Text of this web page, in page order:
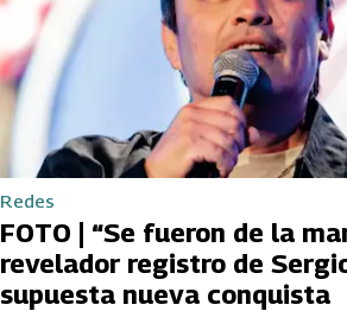
Redes
FOTO | “Se fueron de la
revelador registro de
supuesta nueva conquista